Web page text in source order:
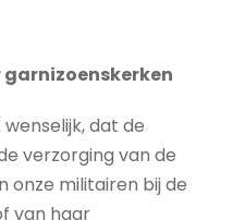
dat de
verzorging van de
onze militairen bij de
van haar